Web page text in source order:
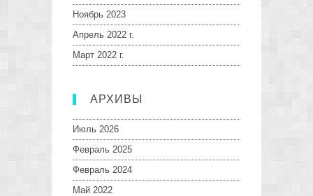
Ноябрь 2023
Апрель 2022 г.
Март 2022 г.
АРХИВЫ
Июль 2026
Февраль 2025
Февраль 2024
Май 2022